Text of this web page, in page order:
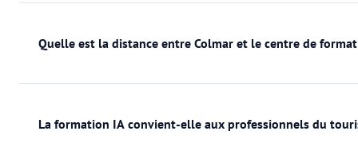
Quelle est la distance entre Colmar et le centre de
La formation IA convient-elle aux professionnels du